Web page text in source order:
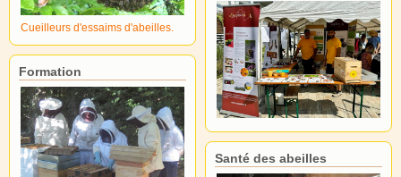
Cueilleurs d'essaims d'abeilles.
Formation
Santé des abeilles